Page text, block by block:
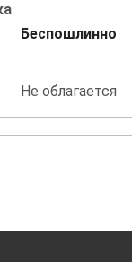
Беспошлинно
Не облагается